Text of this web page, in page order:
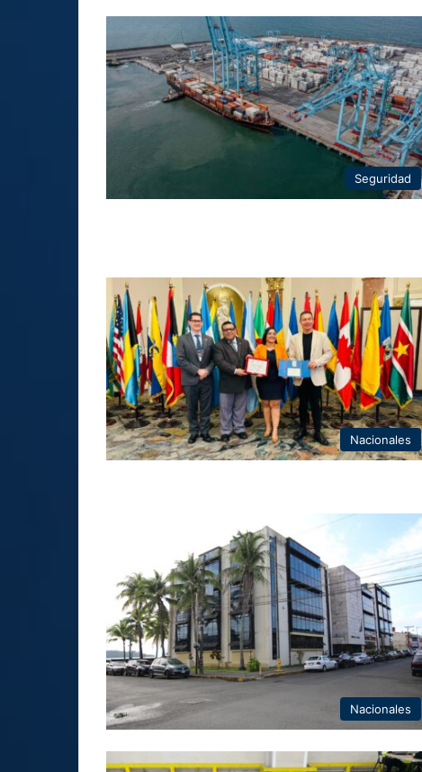
Seguridad
Nacionales
Nacionales